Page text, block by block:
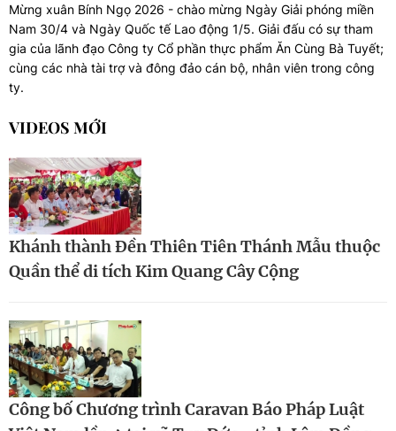
Mừng xuân Bính Ngọ 2026 - chào mừng Ngày Giải phóng miền
Nam 30/4 và Ngày Quốc tế Lao động 1/5. Giải đấu có sự tham
gia của lãnh đạo Công ty Cổ phần thực phẩm Ăn Cùng Bà Tuyết;
cùng các nhà tài trợ và đông đảo cán bộ, nhân viên trong công
ty.
VIDEOS MỚI
Khánh thành Đền Thiên Tiên Thánh Mẫu thuộc
Quần thể di tích Kim Quang Cây Cộng
Công bố Chương trình Caravan Báo Pháp Luật